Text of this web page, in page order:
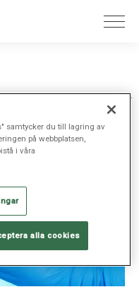
samtycker du till lagring av
på webbplatsen,
i våra
alla cookies